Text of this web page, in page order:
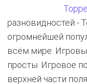
разновидностей -
огромнейшей
всём мире.
просты. Игровое
верхней части